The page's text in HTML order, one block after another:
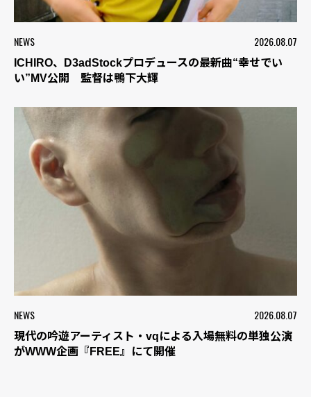
NEWS 2026.08.07
ICHIRO、D3adStockプロデュースの最新曲“幸せでい
い”MV公開 監督は鴨下大輝
NEWS 2026.08.07
現代の吟遊アーティスト・vqによる入場無料の単独公演
がWWW企画『FREE』にて開催